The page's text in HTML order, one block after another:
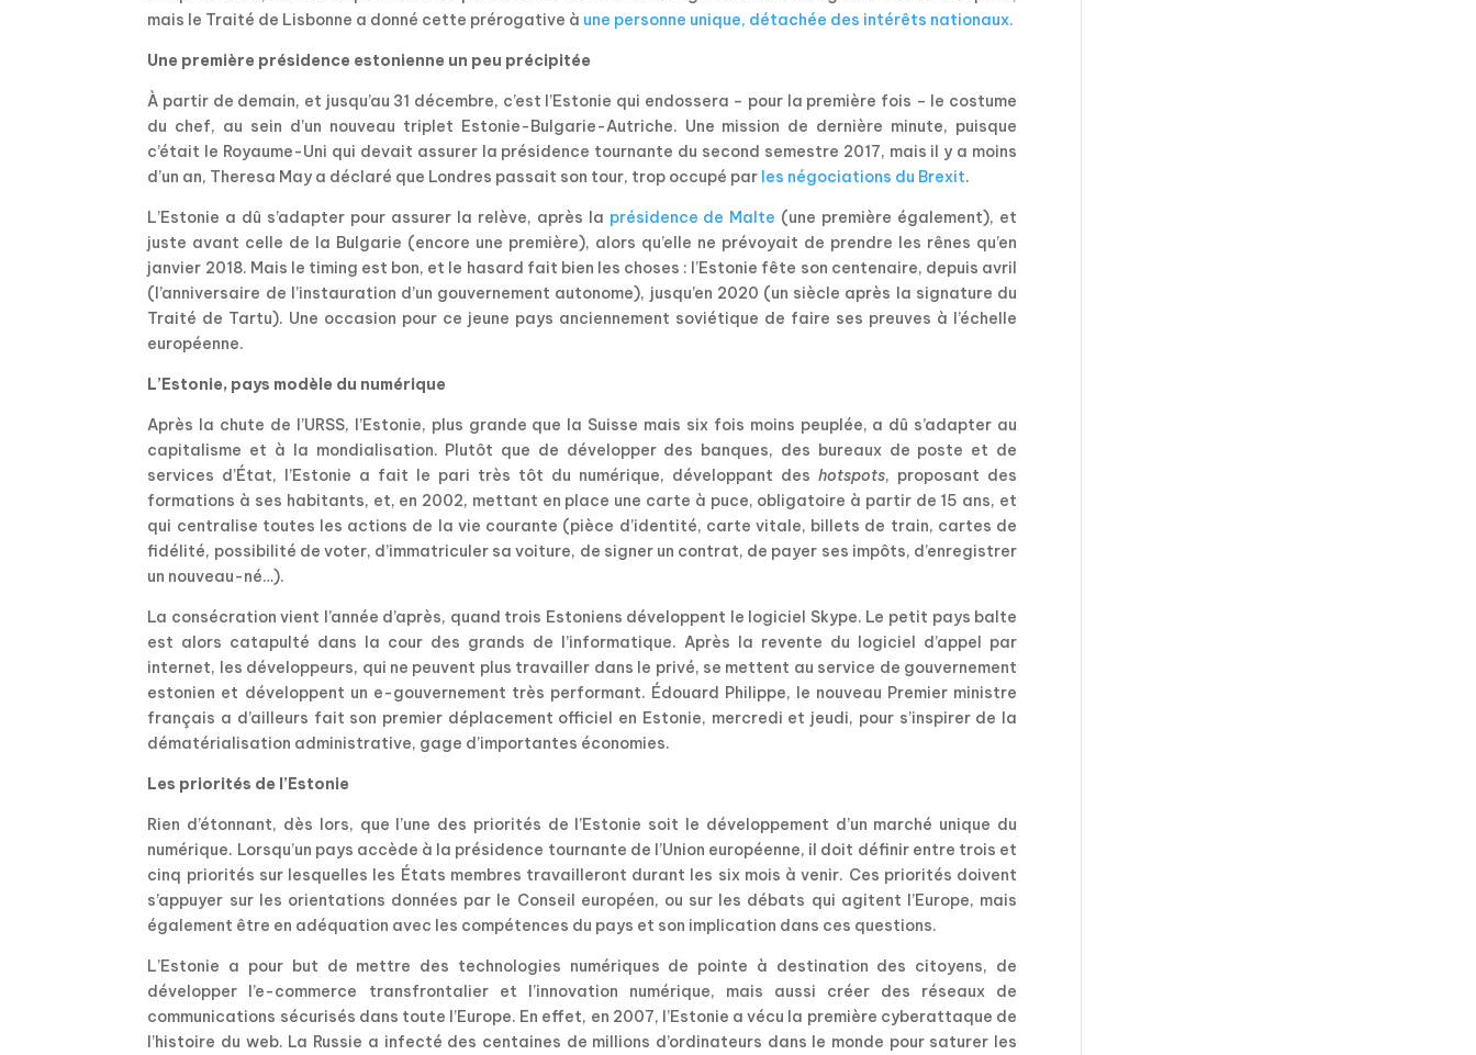
mais le Traité de Lisbonne a donné cette prérogative à une personne unique, détachée des intérêts nationaux.
Une première présidence estonienne un peu précipitée
À partir de demain, et jusqu’au 31 décembre, c’est l’Estonie qui endossera – pour la première fois – le costume
du chef, au sein d’un nouveau triplet Estonie-Bulgarie-Autriche. Une mission de dernière minute, puisque
c’était le Royaume-Uni qui devait assurer la présidence tournante du second semestre 2017, mais il y a moins
d’un an, Theresa May a déclaré que Londres passait son tour, trop occupé par les négociations du Brexit.
L’Estonie a dû s’adapter pour assurer la relève, après la présidence de Malte (une première également), et
juste avant celle de la Bulgarie (encore une première), alors qu’elle ne prévoyait de prendre les rênes qu’en
janvier 2018. Mais le timing est bon, et le hasard fait bien les choses : l’Estonie fête son centenaire, depuis avril
(l’anniversaire de l’instauration d’un gouvernement autonome), jusqu’en 2020 (un siècle après la signature du
Traité de Tartu). Une occasion pour ce jeune pays anciennement soviétique de faire ses preuves à l’échelle
européenne.
L’Estonie, pays modèle du numérique
Après la chute de l’URSS, l’Estonie, plus grande que la Suisse mais six fois moins peuplée, a dû s’adapter au
capitalisme et à la mondialisation. Plutôt que de développer des banques, des bureaux de poste et de
services d’État, l’Estonie a fait le pari très tôt du numérique, développant deshotspots, proposant des
formations à ses habitants, et, en 2002, mettant en place une carte à puce, obligatoire à partir de 15 ans, et
qui centralise toutes les actions de la vie courante (pièce d’identité, carte vitale, billets de train, cartes de
fidélité, possibilité de voter, d’immatriculer sa voiture, de signer un contrat, de payer ses impôts, d’enregistrer
un nouveau-né…).
La consécration vient l’année d’après, quand trois Estoniens développent le logiciel Skype. Le petit pays balte
est alors catapulté dans la cour des grands de l’informatique. Après la revente du logiciel d’appel par
internet, les développeurs, qui ne peuvent plus travailler dans le privé, se mettent au service de gouvernement
estonien et développent un e-gouvernement très performant. Édouard Philippe, le nouveau Premier ministre
français a d’ailleurs fait son premier déplacement officiel en Estonie, mercredi et jeudi, pour s’inspirer de la
dématérialisation administrative, gage d’importantes économies.
Les priorités de l’Estonie
Rien d’étonnant, dès lors, que l’une des priorités de l’Estonie soit le développement d’un marché unique du
numérique. Lorsqu’un pays accède à la présidence tournante de l’Union européenne, il doit définir entre trois et
cinq priorités sur lesquelles les États membres travailleront durant les six mois à venir. Ces priorités doivent
s’appuyer sur les orientations données par le Conseil européen, ou sur les débats qui agitent l’Europe, mais
également être en adéquation avec les compétences du pays et son implication dans ces questions.
L’Estonie a pour but de mettre des technologies numériques de pointe à destination des citoyens, de
développer l’e-commerce transfrontalier et l’innovation numérique, mais aussi créer des réseaux de
communications sécurisés dans toute l’Europe. En effet, en 2007, l’Estonie a vécu la première cyberattaque de
l’histoire du web. La Russie a infecté des centaines de millions d’ordinateurs dans le monde pour saturer les